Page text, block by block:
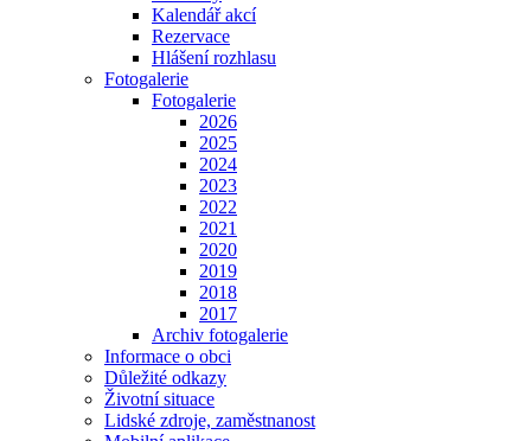
Kalendář akcí
Rezervace
Hlášení rozhlasu
Fotogalerie
Fotogalerie
2026
2025
2024
2023
2022
2021
2020
2019
2018
2017
Archiv fotogalerie
Informace o obci
Důležité odkazy
Životní situace
Lidské zdroje, zaměstnanost